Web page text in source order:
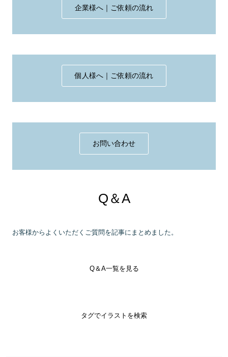
企業様へ｜ご依頼の流れ
個人様へ｜ご依頼の流れ
お問い合わせ
Q＆A
お客様からよくいただくご質問を記事にまとめました。
Q＆A一覧を見る
タグでイラストを検索